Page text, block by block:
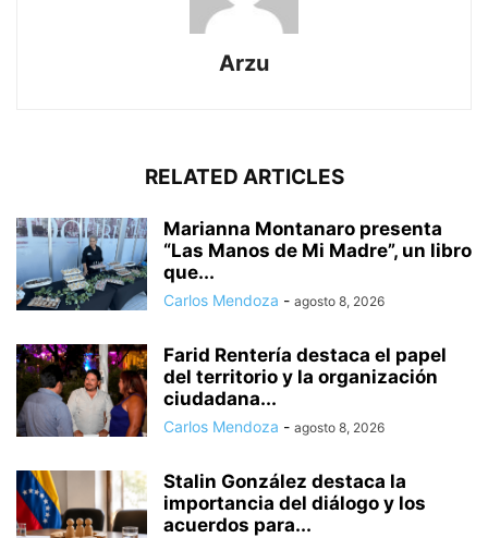
Arzu
RELATED ARTICLES
Marianna Montanaro presenta
“Las Manos de Mi Madre”, un libro
que...
Carlos Mendoza - agosto 8, 2026
Farid Rentería destaca el papel
del territorio y la organización
ciudadana...
Carlos Mendoza - agosto 8, 2026
Stalin González destaca la
importancia del diálogo y los
acuerdos para...